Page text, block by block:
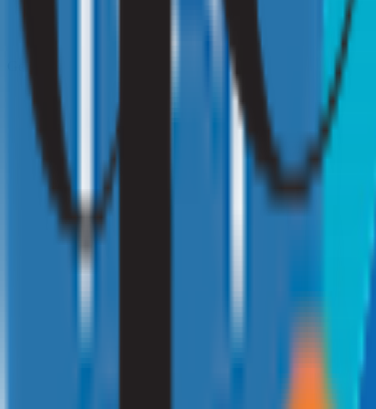
Gezondheid